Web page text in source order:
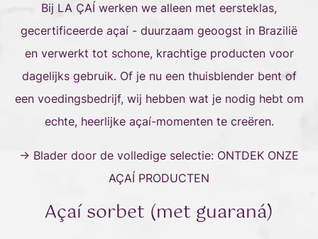
Bij LA ÇAÍ werken we alleen met eersteklas,
gecertificeerde açaí - duurzaam geoogst in Brazilië
en verwerkt tot schone, krachtige producten voor
dagelijks gebruik. Of je nu een thuisblender bent of
een voedingsbedrijf, wij hebben wat je nodig hebt om
echte, heerlijke açaí-momenten te creëren.
→ Blader door de volledige selectie: ONTDEK ONZE
AÇAÍ PRODUCTEN
Açaí sorbet (met guaraná)